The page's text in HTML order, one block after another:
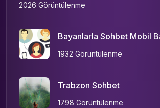
2026 Görüntülenme
Bayanlarla Sohbet Mobil
1932 Görüntülenme
Trabzon Sohbet
1798 Görüntülenme